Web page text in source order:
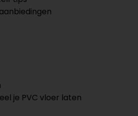
je PVC vloer laten